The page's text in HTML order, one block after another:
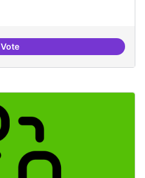
VoteProjectes de recerca